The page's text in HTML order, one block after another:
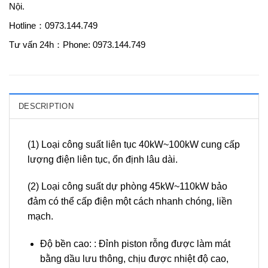
Nội.
Hotline：0973.144.749
Tư vấn 24h：Phone: 0973.144.749
DESCRIPTION
(1) Loại công suất liên tục 40kW~100kW cung cấp
lượng điện liên tục, ổn định lâu dài.
(2) Loại công suất dự phòng 45kW~110kW bảo
đảm có thể cấp điện một cách nhanh chóng, liền
mạch.
Độ bền cao: : Đỉnh piston rỗng được làm mát
bằng dầu lưu thông, chịu được nhiệt độ cao,